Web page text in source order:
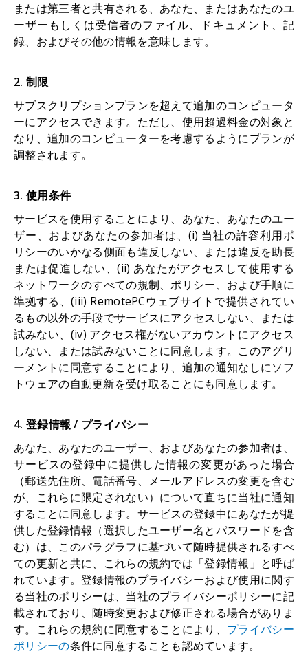
または第三者と共有される、あなた、またはあなたのユ
ーザーもしくは受信者のファイル、ドキュメント、記
録、およびその他の情報を意味します。
2. 制限
サブスクリプションプランを超えて追加のコンピュータ
ーにアクセスできます。ただし、使用超過料金の対象と
なり、追加のコンピューターを考慮するようにプランが
調整されます。
3. 使用条件
サービスを使用することにより、あなた、あなたのユー
ザー、およびあなたの参加者は、(i) 当社の許容利用ポ
リシーのいかなる側面も違反しない、または違反を助長
または促進しない、(ii) あなたがアクセスして使用する
ネットワークのすべての規制、ポリシー、および手順に
準拠する、(iii) RemotePCウェブサイトで提供されてい
るもの以外の手段でサービスにアクセスしない、または
試みない、(iv) アクセス権がないアカウントにアクセス
しない、または試みないことに同意します。このアグリ
ーメントに同意することにより、追加の通知なしにソフ
トウェアの自動更新を受け取ることにも同意します。
4. 登録情報 / プライバシー
あなた、あなたのユーザー、およびあなたの参加者は、
サービスの登録中に提供した情報の変更があった場合
（郵送先住所、電話番号、メールアドレスの変更を含む
が、これらに限定されない）について直ちに当社に通知
することに同意します。サービスの登録中にあなたが提
供した登録情報（選択したユーザー名とパスワードを含
む）は、このパラグラフに基づいて随時提供されるすべ
ての更新と共に、これらの規約では「登録情報」と呼ば
れています。登録情報のプライバシーおよび使用に関す
る当社のポリシーは、当社のプライバシーポリシーに記
載されており、随時変更および修正される場合がありま
す。これらの規約に同意することにより、 プライバシー
ポリシーの条件に同意することも認めています。